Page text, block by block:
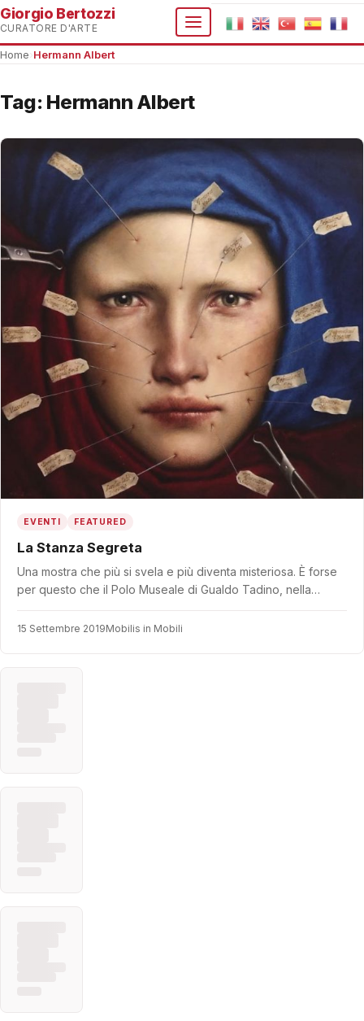
Giorgio Bertozzi
CURATORE D'ARTE
Home Hermann Albert
Tag: Hermann Albert
EVENTI FEATURED
La Stanza Segreta
Una mostra che più si svela e più diventa misteriosa. È forse
per questo che il Polo Museale di Gualdo Tadino, nella…
15 Settembre 2019Mobilis in Mobili